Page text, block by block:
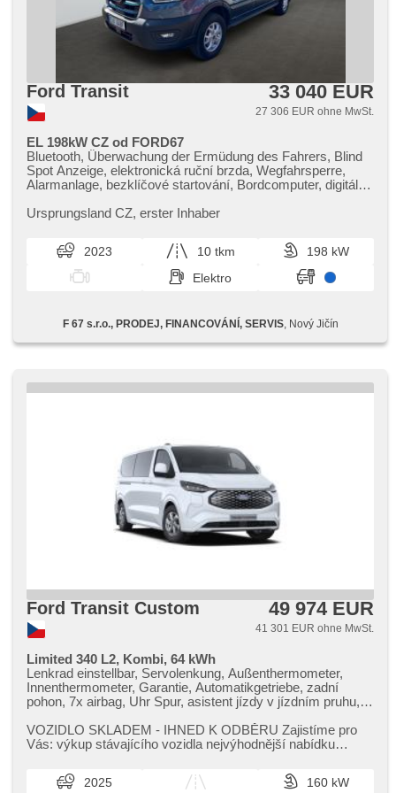
Ford Transit 33 040 EUR
27 306 EUR ohne MwSt.
EL 198kW CZ od FORD67
Bluetooth, Überwachung der Ermüdung des Fahrers, Blind
Spot Anzeige, elektronická ruční brzda, Wegfahrsperre,
Alarmanlage, bezklíčové startování, Bordcomputer, digitální
palubního počítače, Autoradio, Apple CarPlay, Android Auto,
Klimaablage, höheneinstellbare Fahrersitz, beheizte Sitze,
täglich Leuchten, automatické přepínání dálkových světel,
Nebelscheinwerfer, Alufelgen, Scheibenwischersensor,
Lichtsensor, El. Vorderscheiben, Getönte Scheiben,
Rücksitzbank, hlasové ovládání palubního počítače,
Tempomat, hands free, Fahrkamera, parkovací senzory
EDS, automatisch im Berg bremsen , 4x Airbag, zadní
pohon, Automatikgetriebe, asistent jízdy v jízdním pruhu,
Ursprungsland CZ,​ erster Inhaber
2023 10 tkm
198 kW
Elektro
F 67 s.r.o., PRODEJ, FINANCOVÁNÍ, SERVIS, Nový Jičín
Ford Transit Custom 49 974 EUR
41 301 EUR ohne MwSt.
Limited 340 L2, Kombi, 64 kWh
Lenkrad einstellbar, Servolenkung, Außenthermometer,
Innenthermometer, Garantie, Automatikgetriebe, zadní
pohon, 7x airbag, Uhr Spur, asistent jízdy v jízdním pruhu,
přední, parkovací senzory zadní, Autoradio, USB, Bluetooth,
digitální příjem rádia (DAB), Android Auto, Apple CarPlay,
Zentralverriegelung, Zentralverriegelung mit
Funkfernbedienung, bezklíčové odemykání, starten per
VOZIDLO SKLADEM ​- IHNED K ODBĚRU Zajistíme pro
Vás: výkup stávajícího vozidla nejvýhodnější nabídku
2025
160 kW